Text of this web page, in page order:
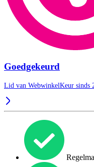
Goedgekeurd
Lid van WebwinkelKeur sinds